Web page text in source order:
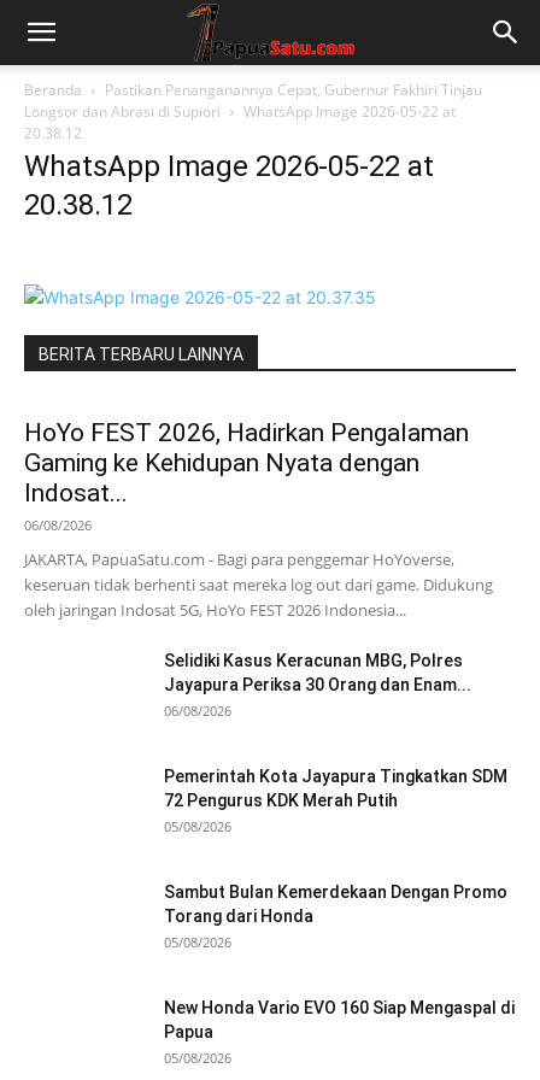
Beranda
Pastikan Penanganannya Cepat, Gubernur Fakhiri Tinjau
Longsor dan Abrasi di Supiori
WhatsApp Image 2026-05-22 at
20.38.12
WhatsApp Image 2026-05-22 at
20.38.12
BERITA TERBARU LAINNYA
HoYo FEST 2026, Hadirkan Pengalaman
Gaming ke Kehidupan Nyata dengan
Indosat...
06/08/2026
JAKARTA, PapuaSatu.com - Bagi para penggemar HoYoverse,
keseruan tidak berhenti saat mereka log out dari game. Didukung
oleh jaringan Indosat 5G, HoYo FEST 2026 Indonesia...
Selidiki Kasus Keracunan MBG, Polres
Jayapura Periksa 30 Orang dan Enam...
06/08/2026
Pemerintah Kota Jayapura Tingkatkan SDM
72 Pengurus KDK Merah Putih
05/08/2026
Sambut Bulan Kemerdekaan Dengan Promo
Torang dari Honda
05/08/2026
New Honda Vario EVO 160 Siap Mengaspal di
Papua
05/08/2026